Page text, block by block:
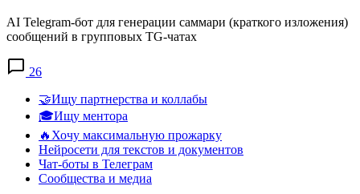
AI Telegram-бот для генерации саммари (краткого изложения)
сообщений в групповых TG-чатах
26
🤝Ищу партнерства и коллабы
🎓Ищу ментора
🔥Хочу максимальную прожарку
Нейросети для текстов и документов
Чат-боты в Телеграм
Сообщества и медиа